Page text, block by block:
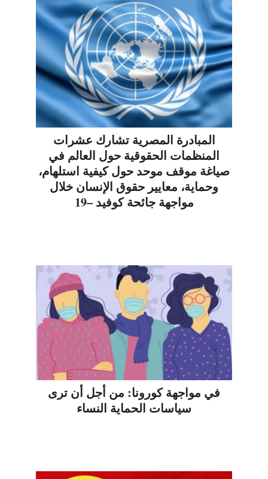
المبادرة المصرية تشارك عشرات
المنظمات الحقوقية حول العالم في
صياغة موقف موحد حول كيفية استلهام،
وحماية، معايير حقوق الإنسان خلال
مواجهة جائحة كوفيد –19
في مواجهة كورونا: من أجل أن ترى
سياسات الحماية النساء